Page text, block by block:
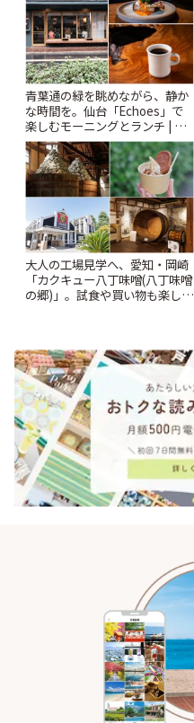
青葉通の緑を眺めながら、静か
な時間を。仙台「Echoes」で
楽しむモーニングとランチ | こ
とりっぷ
大人の工場見学へ、愛知・岡崎
「カクキュー八丁味噌(八丁味噌
の郷)」。試食や買い物も楽しみ